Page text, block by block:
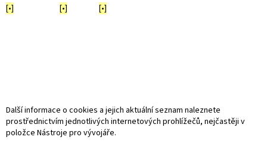
[•] [•] [•]
Další informace o cookies a jejich aktuální seznam naleznete
prostřednictvím jednotlivých internetových prohlížečů, nejčastěji v
položce Nástroje pro vývojáře.